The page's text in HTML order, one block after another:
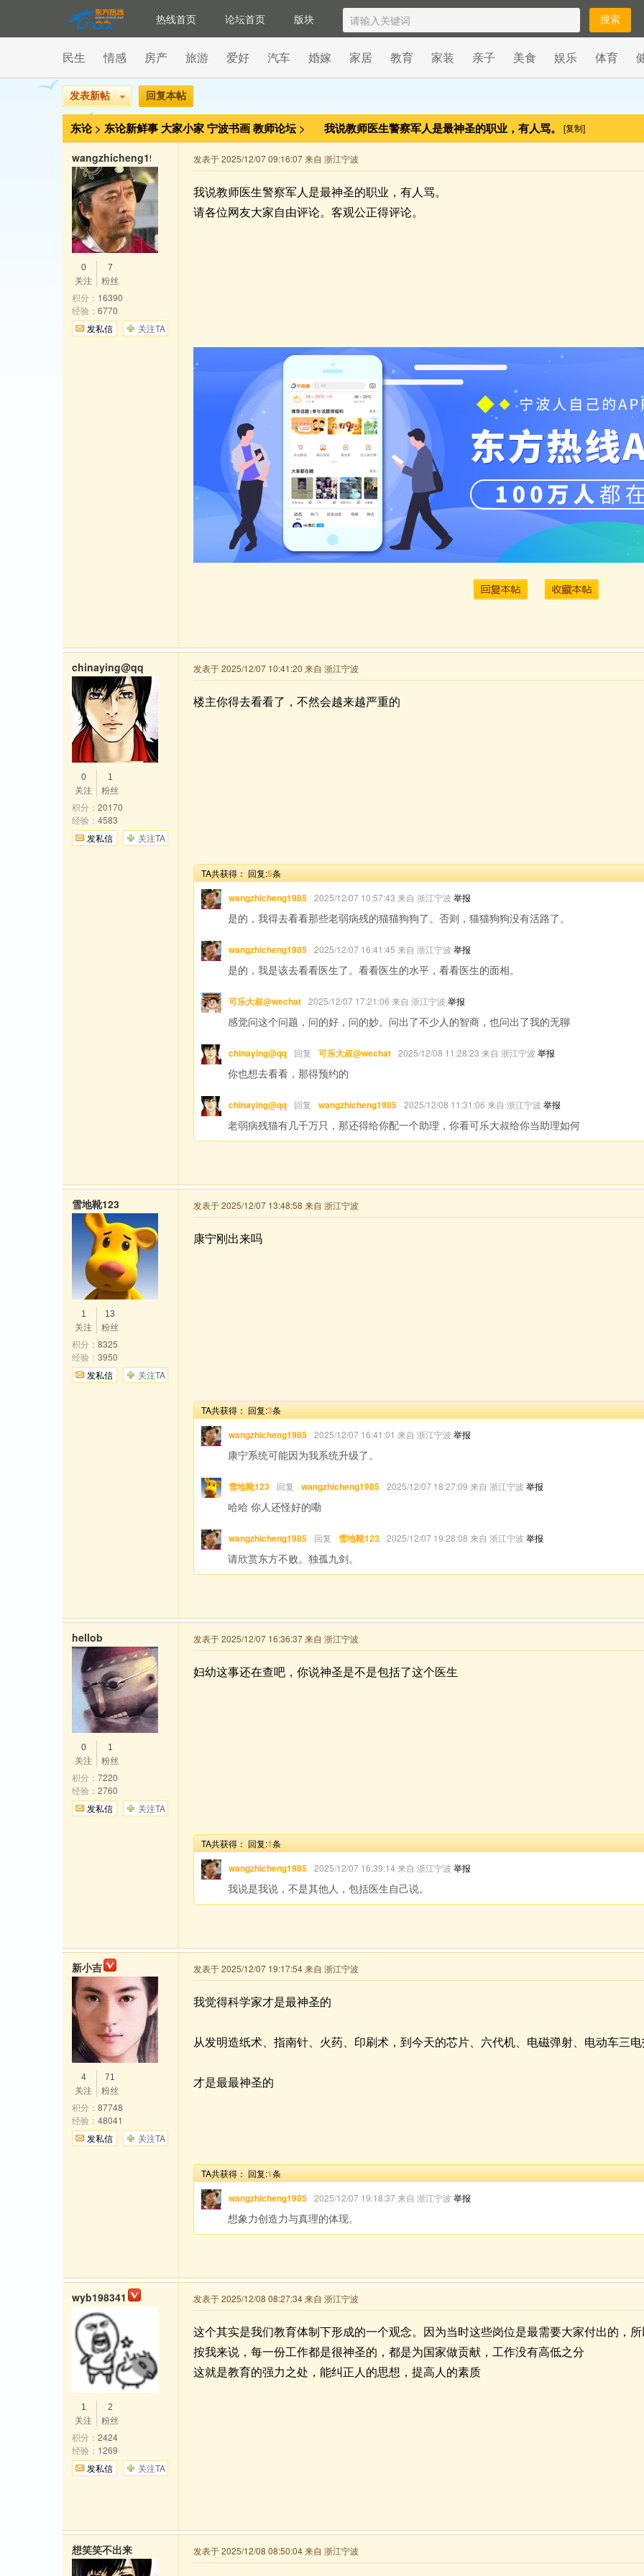
热线首页 论坛首页 版块
民生 情感 房产 旅游 爱好 汽车 婚嫁 家居 教育 家装 亲子 美食 娱乐 体育
发表新帖 回复本帖
东论 > 东论新鲜事 大家小家宁波书画教师论坛 > 我说教师医生警察军人是最神圣的职业，有人骂。[复制]
发表于 2025/12/07 09:16:07 来自 浙江宁波
我说教师医生警察军人是最神圣的职业，有人骂。
请各位网友大家自由评论。客观公正得评论。
wangzhicheng1985
0
关注
7
粉丝
积分： 16390
经验： 6770
发私信
关注TA
发表于 2025/12/07 10:41:20 来自 浙江宁波
楼主你得去看看了，不然会越来越严重的
TA共获得：回复:5条
wangzhicheng1985 2025/12/07 10:57:43 来自 浙江宁波 举报
是的，我得去看看那些老弱病残的猫猫狗狗了。否则，猫猫狗狗没有活路了。
wangzhicheng1985 2025/12/07 16:41:45 来自 浙江宁波 举报
是的，我是该去看看医生了。看看医生的水平，看看医生的面相。
可乐大叔@wechat 2025/12/07 17:21:06 来自 浙江宁波 举报
感觉问这个问题，问的好，问的妙。问出了不少人的智商，也问出了我的无聊
chinaying@qq 回复 可乐大叔@wechat 2025/12/08 11:28:23 来自 浙江宁波 举报
你也想去看看，那得预约的
chinaying@qq 回复 wangzhicheng1985 2025/12/08 11:31:06 来自 浙江宁波 举报
老弱病残猫有几千万只，那还得给你配一个助理，你看可乐大叔给你当助理如何
chinaying@qq
0
关注
1
粉丝
积分： 20170
经验： 4583
发私信
关注TA
发表于 2025/12/07 13:48:58 来自 浙江宁波
康宁刚出来吗
TA共获得：回复:3条
wangzhicheng1985 2025/12/07 16:41:01 来自 浙江宁波 举报
康宁系统可能因为我系统升级了。
雪地靴123 回复 wangzhicheng1985 2025/12/07 18:27:09 来自 浙江宁波 举报
哈哈 你人还怪好的嘞
wangzhicheng1985 回复 雪地靴123 2025/12/07 19:28:08 来自 浙江宁波 举报
请欣赏东方不败。独孤九剑。
雪地靴123
1
关注
13
粉丝
积分： 8325
经验： 3950
发私信
关注TA
发表于 2025/12/07 16:36:37 来自 浙江宁波
妇幼这事还在查吧，你说神圣是不是包括了这个医生
TA共获得：回复:1条
wangzhicheng1985 2025/12/07 16:39:14 来自 浙江宁波 举报
我说是我说，不是其他人，包括医生自己说。
hellob
0
关注
1
粉丝
积分： 7220
经验： 2760
发私信
关注TA
发表于 2025/12/07 19:17:54 来自 浙江宁波
我觉得科学家才是最神圣的
从发明造纸术、指南针、火药、印刷术，到今天的芯片、六代机、电磁弹射、电动车三
才是最最神圣的
TA共获得：回复:1条
wangzhicheng1985 2025/12/07 19:18:37 来自 浙江宁波 举报
想象力创造力与真理的体现。
新小吉
4
关注
71
粉丝
积分： 87748
经验： 48041
发私信
关注TA
发表于 2025/12/08 08:27:34 来自 浙江宁波
这个其实是我们教育体制下形成的一个观念。因为当时这些岗位是最需要大家付出的，
按我来说，每一份工作都是很神圣的，都是为国家做贡献，工作没有高低之分
这就是教育的强力之处，能纠正人的思想，提高人的素质
wyb198341
1
关注
2
粉丝
积分： 2424
经验： 1269
发私信
关注TA
发表于 2025/12/08 08:50:04 来自 浙江宁波
想笑笑不出来